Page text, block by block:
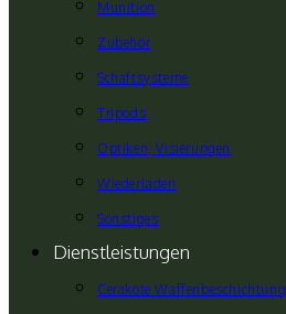
Munition
Zubehör
Schaftsysteme
Tripods
Optiken, Visierungen
Wiederladen
Sonstiges
Dienstleistungen
Cerakote Waffenbeschichtung